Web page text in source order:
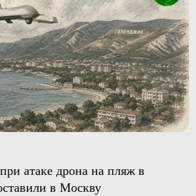
атаке дрона на пляж в
в Москву